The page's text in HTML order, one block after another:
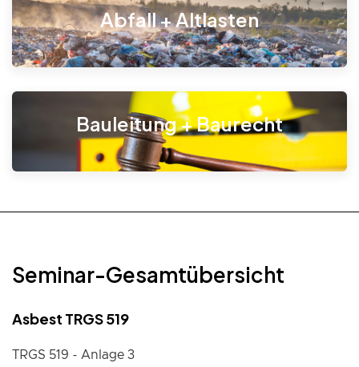
Abfall + Altlasten
Bauleitung + Baurecht
Seminar-Gesamtübersicht
Asbest TRGS 519
TRGS 519 - Anlage 3